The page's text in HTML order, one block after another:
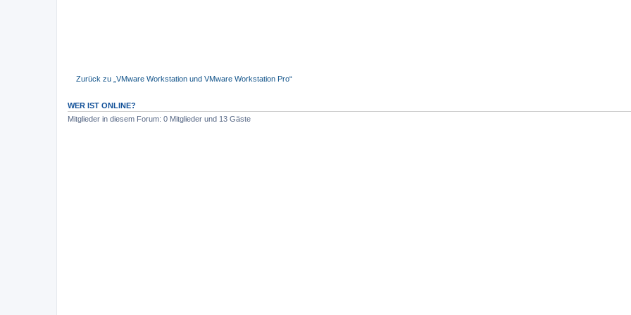
Zurück zu „VMware Workstation und VMware Workstation Pro“
WER IST ONLINE?
Mitglieder in diesem Forum: 0 Mitglieder und 13 Gäste